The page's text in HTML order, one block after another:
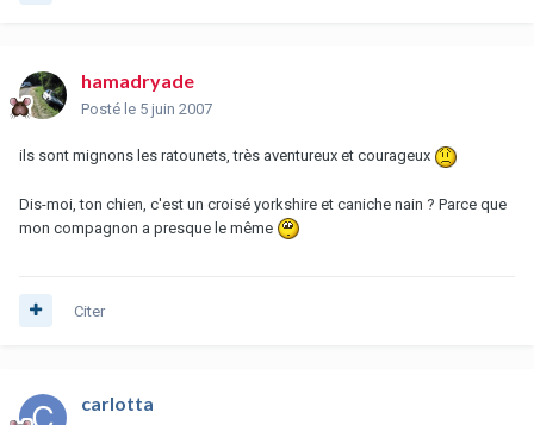
hamadryade
Posté le 5 juin 2007
ils sont mignons les ratounets, très aventureux et courageux
Dis-moi, ton chien, c'est un croisé yorkshire et caniche nain ? Parce que
mon compagnon a presque le même
Citer
carlotta